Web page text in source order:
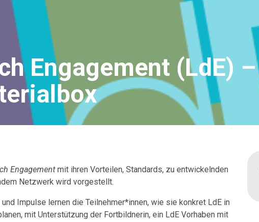
Engagement (LdE)
Engagement mit ihren Vorteilen, Standards, zu entwickelnden
Netzwerk wird vorgestellt.
Impulse lernen die Teilnehmer*innen, wie sie konkret LdE in
mit Unterstützung der Fortbildnerin, ein LdE Vorhaben mit